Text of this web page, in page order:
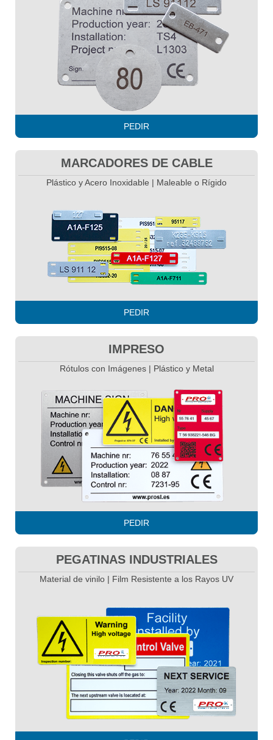
PEDIR
MARCADORES DE CABLE
Plástico y Acero Inoxidable | Maleable o Rígido
PEDIR
IMPRESO
Rótulos con Imágenes | Plástico y Metal
PEDIR
PEGATINAS INDUSTRIALES
Material de vinilo | Film Resistente a los Rayos UV